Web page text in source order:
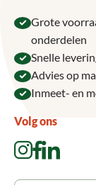
Grote
onderdelen
Snelle
Advies op
Inmeet- en
Volg ons